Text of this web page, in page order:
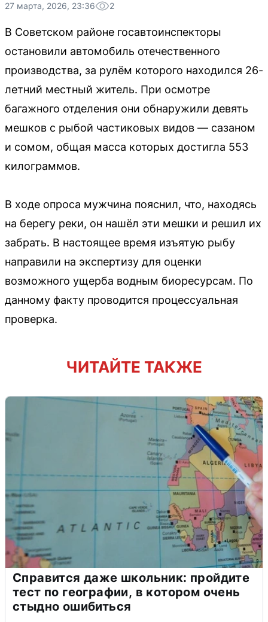
27 марта, 2026, 23:36 2
В Советском районе госавтоинспекторы
остановили автомобиль отечественного
производства, за рулём которого находился 26-
летний местный житель. При осмотре
багажного отделения они обнаружили девять
мешков с рыбой частиковых видов — сазаном
и сомом, общая масса которых достигла 553
килограммов.
В ходе опроса мужчина пояснил, что, находясь
на берегу реки, он нашёл эти мешки и решил их
забрать. В настоящее время изъятую рыбу
направили на экспертизу для оценки
возможного ущерба водным биоресурсам. По
данному факту проводится процессуальная
проверка.
ЧИТАЙТЕ ТАКЖЕ
Справится даже школьник: пройдите
тест по географии, в котором очень
стыдно ошибиться